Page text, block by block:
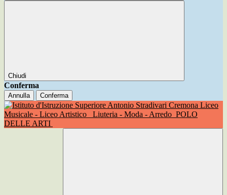
Chiudi
Conferma
Annulla Conferma
Liceo
Musicale - Liceo Artistico
Liuteria - Moda - Arredo POLO
DELLE ARTI